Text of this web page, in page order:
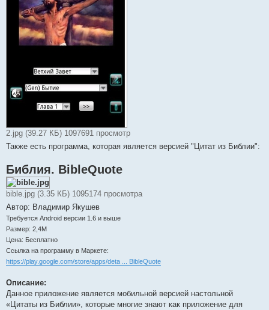
2.jpg (39.27 КБ) 1097691 просмотр
Также есть программа, которая является версией "Цитат из Библии":
Библия. BibleQuote
bible.jpg (3.35 КБ) 1095174 просмотра
Автор: Владимир Якушев
Требуется Android версии 1.6 и выше
Размер: 2,4M
Цена: Бесплатно
Ссылка на программу в Маркете:
https://play.google.com/store/apps/deta ... BibleQuote
Описание:
Данное приложение является мобильной версией настольной
«Цитаты из Библии», которые многие знают как приложение для